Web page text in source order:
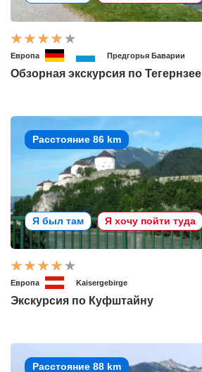
Европа Предгорья Баварии
Обзорная экскурсия по Тегернзее
Расстояние 86 km
Я был там Я хочу пойти туда
Европа Kaisergebirge
Экскурсия по Куфштайну
Расстояние 88 km